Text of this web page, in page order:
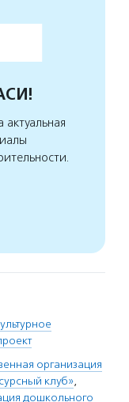
организация
клуб»,
дошкольного